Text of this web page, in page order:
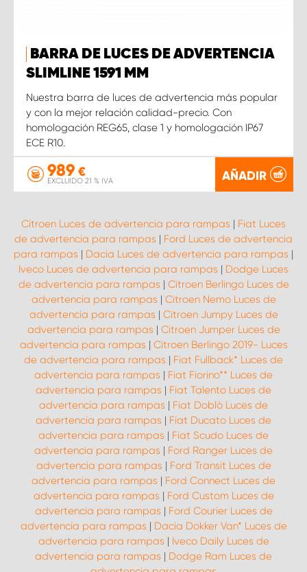
BARRA DE LUCES DE ADVERTENCIA
SLIMLINE 1591 MM
Nuestra barra de luces de advertencia más popular
y con la mejor relación calidad-precio. Con
homologación REG65, clase 1 y homologación IP67
ECE R10.
989 €
EXCLUIDO 21 % IVA AÑADIR
Citroen Luces de advertencia para rampas | Fiat Luces
de advertencia para rampas | Ford Luces de advertencia
para rampas | Dacia Luces de advertencia para rampas |
Iveco Luces de advertencia para rampas | Dodge Luces
de advertencia para rampas | Citroen Berlingo Luces de
advertencia para rampas | Citroen Nemo Luces de
advertencia para rampas | Citroen Jumpy Luces de
advertencia para rampas | Citroen Jumper Luces de
advertencia para rampas | Citroen Berlingo 2019- Luces
de advertencia para rampas | Fiat Fullback* Luces de
advertencia para rampas | Fiat Fiorino** Luces de
advertencia para rampas | Fiat Talento Luces de
advertencia para rampas | Fiat Doblò Luces de
advertencia para rampas | Fiat Ducato Luces de
advertencia para rampas | Fiat Scudo Luces de
advertencia para rampas | Ford Ranger Luces de
advertencia para rampas | Ford Transit Luces de
advertencia para rampas | Ford Connect Luces de
advertencia para rampas | Ford Custom Luces de
advertencia para rampas | Ford Courier Luces de
advertencia para rampas | Dacia Dokker Van* Luces de
advertencia para rampas | Iveco Daily Luces de
advertencia para rampas | Dodge Ram Luces de